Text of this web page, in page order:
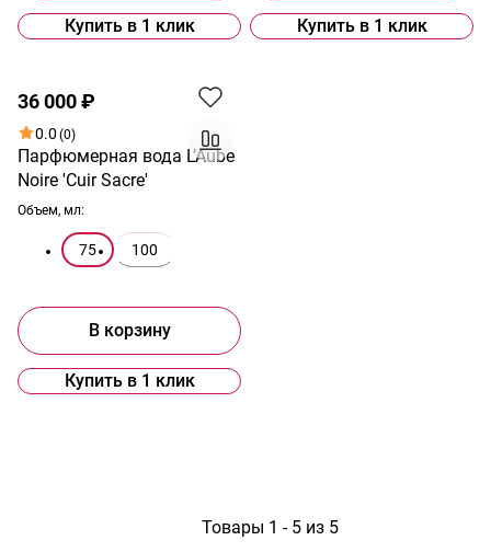
Купить в 1 клик Купить в 1 клик
36 000 ₽
0.0 (0)
Парфюмерная вода L’Aube
Noire 'Cuir Sacre'
Объем, мл:
75 100
В корзину
Купить в 1 клик
Товары 1 - 5 из 5